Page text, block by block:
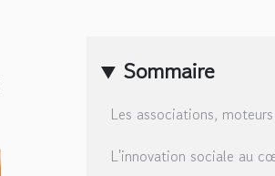
Sommaire
Les associations,
L'innovation sociale au